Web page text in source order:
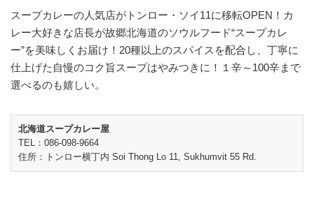
スープカレーの人気店がトンロー・ソイ11に移転OPEN！カ
レー大好きな店長が故郷北海道のソウルフード“スープカレ
ー”を美味しくお届け！20種以上のスパイスを配合し、丁寧に
仕上げた自慢のコク旨スープはやみつきに！１辛～100辛まで
選べるのも嬉しい。
北海道スープカレー屋
TEL：086-098-9664
住所：トンロー横丁内 Soi Thong Lo 11, Sukhumvit 55 Rd.